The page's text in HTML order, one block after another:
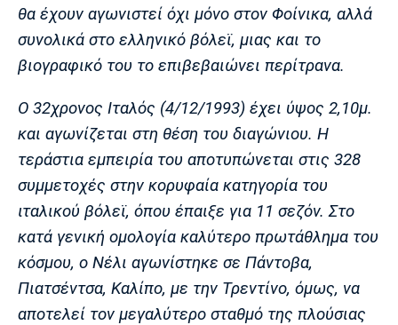
Μάντσεστερ
Γιουνάιτεντ
Τσέλσι Άρσεναλ
Λίβερπουλ
Μάντσεστερ
Σίτι
Γιουβέντους
Ίντερ Μίλαν Μπάγερν
θα έχουν αγωνιστεί όχι μόνο στον Φοίνικα, αλλά
συνολικά στο ελληνικό βόλεϊ, μιας και το
βιογραφικό του το επιβεβαιώνει περίτρανα.
Ο 32χρονος Ιταλός (4/12/1993) έχει ύψος 2,10μ.
και αγωνίζεται στη θέση του διαγώνιου. Η
τεράστια εμπειρία του αποτυπώνεται στις 328
συμμετοχές στην κορυφαία κατηγορία του
ιταλικού βόλεϊ, όπου έπαιξε για 11 σεζόν. Στο
κατά γενική ομολογία καλύτερο πρωτάθλημα του
κόσμου, ο Νέλι αγωνίστηκε σε Πάντοβα,
Πιατσέντσα, Καλίπο, με την Τρεντίνο, όμως, να
αποτελεί τον μεγαλύτερο σταθμό της πλούσιας